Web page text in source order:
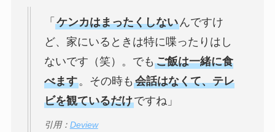
「 ケンカはまったくしないんですけ
ど、家にいるときは特に喋ったりはし
ないです（笑）。でも ご飯は一緒に食
べます。その時も 会話はなくて、テレ
ビを観ているだけですね」
引用： Deview